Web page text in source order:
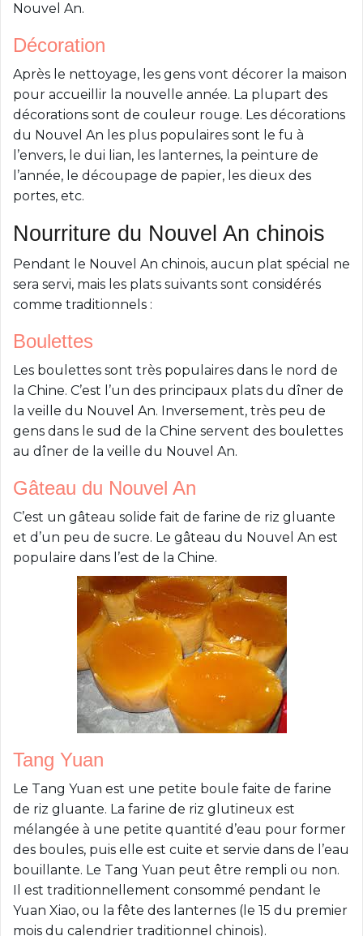
Nouvel An.
Décoration
Après le nettoyage, les gens vont décorer la maison
pour accueillir la nouvelle année. La plupart des
décorations sont de couleur rouge. Les décorations
du Nouvel An les plus populaires sont le fu à
l’envers, le dui lian, les lanternes, la peinture de
l’année, le découpage de papier, les dieux des
portes, etc.
Nourriture du Nouvel An chinois
Pendant le Nouvel An chinois, aucun plat spécial ne
sera servi, mais les plats suivants sont considérés
comme traditionnels :
Boulettes
Les boulettes sont très populaires dans le nord de
la Chine. C’est l’un des principaux plats du dîner de
la veille du Nouvel An. Inversement, très peu de
gens dans le sud de la Chine servent des boulettes
au dîner de la veille du Nouvel An.
Gâteau du Nouvel An
C’est un gâteau solide fait de farine de riz gluante
et d’un peu de sucre. Le gâteau du Nouvel An est
populaire dans l’est de la Chine.
Tang Yuan
Le Tang Yuan est une petite boule faite de farine
de riz gluante. La farine de riz glutineux est
mélangée à une petite quantité d’eau pour former
des boules, puis elle est cuite et servie dans de l’eau
bouillante. Le Tang Yuan peut être rempli ou non.
Il est traditionnellement consommé pendant le
Yuan Xiao, ou la fête des lanternes (le 15 du premier
mois du calendrier traditionnel chinois).